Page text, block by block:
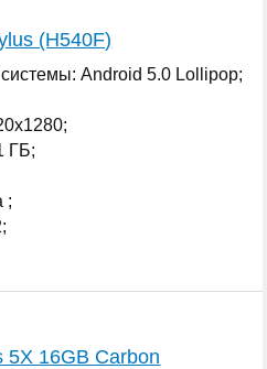
(H540F)
Android 5.0 Lollipop;
ГБ;
;
16GB Carbon